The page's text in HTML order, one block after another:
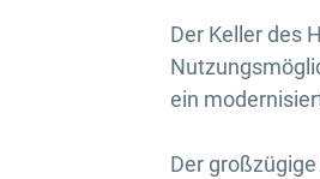
Der Keller des
ein
Der